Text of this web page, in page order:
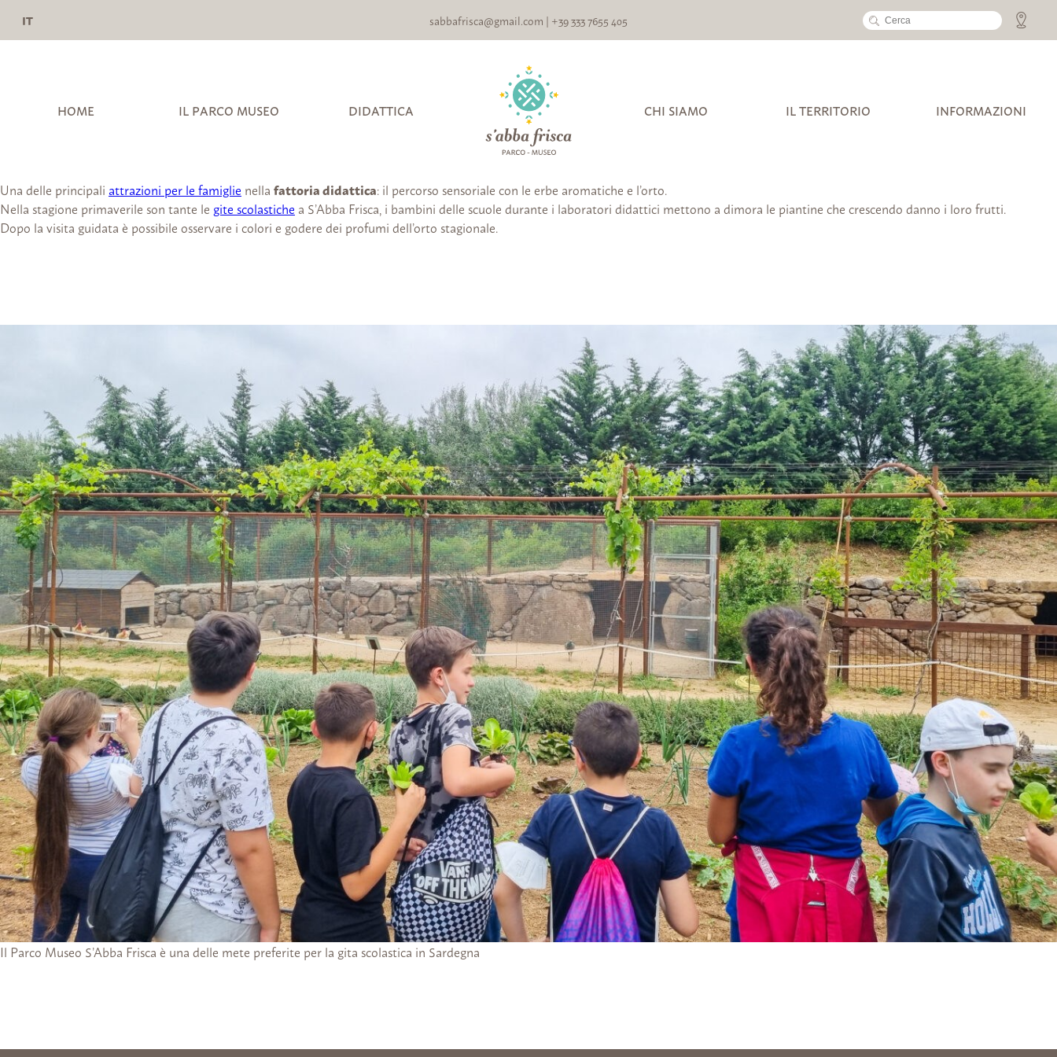
IT sabbafrisca@gmail.com | +39 333 7655 405
HOME IL PARCO MUSEO DIDATTICA CHI SIAMO IL TERRITORIO INFORMAZIONI
Una delle principali attrazioni per le famiglie nellafattoria didattica: il percorso sensoriale con le erbe aromatiche e l’orto.
Nella stagione primaverile son tante legite scolastiche a S’Abba Frisca, i bambini delle scuole durante i laboratori didattici mettono a dimora le piantine che crescendo danno i loro frutti.
Dopo la visita guidata è possibile osservare i colori e godere dei profumi dell’orto stagionale.
Il Parco Museo S’Abba Frisca è una delle mete preferite per la gita scolastica in Sardegna